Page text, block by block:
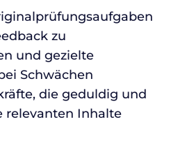
zu
und gezielte
Schwächen
die geduldig und
relevanten Inhalte